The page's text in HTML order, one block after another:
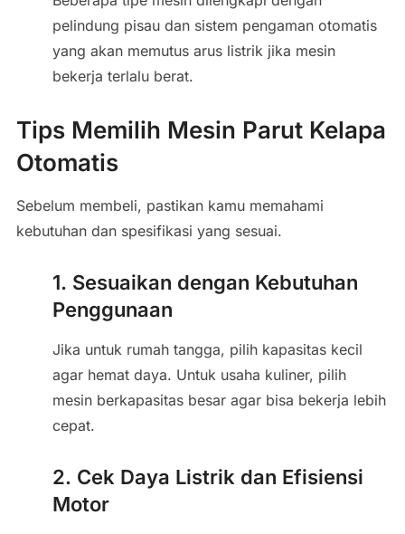
pelindung pisau dan sistem pengaman otomatis
yang akan memutus arus listrik jika mesin
bekerja terlalu berat.
Tips Memilih Mesin Parut Kelapa
Otomatis
Sebelum membeli, pastikan kamu memahami
kebutuhan dan spesifikasi yang sesuai.
1. Sesuaikan dengan Kebutuhan
Penggunaan
Jika untuk rumah tangga, pilih kapasitas kecil
agar hemat daya. Untuk usaha kuliner, pilih
mesin berkapasitas besar agar bisa bekerja lebih
cepat.
2. Cek Daya Listrik dan Efisiensi
Motor